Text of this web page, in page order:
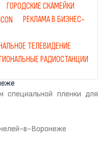
ГОРОДСКИЕ СКАМЕЙКИ
РЕКЛАМА В БИЗНЕС-
ТЕЛЕВИДЕНИЕ
РАДИОСТАНЦИИ
специальной пленки для